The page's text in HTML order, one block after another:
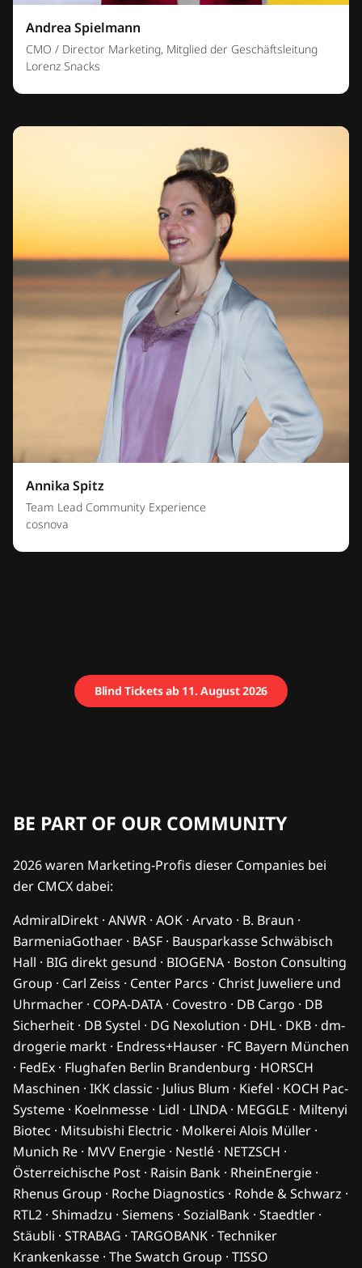
Andrea Spielmann
CMO / Director Marketing, Mitglied der Geschäftsleitung
Lorenz Snacks
Annika Spitz
Team Lead Community Experience
cosnova
Blind Tickets ab 11. August 2026
BE PART OF OUR COMMUNITY
2026 waren Marketing-Profis dieser Companies bei
der CMCX dabei:
AdmiralDirekt · ANWR · AOK · Arvato · B. Braun ·
BarmeniaGothaer · BASF · Bausparkasse Schwäbisch
Hall · BIG direkt gesund · BIOGENA · Boston Consulting
Group · Carl Zeiss · Center Parcs · Christ Juweliere und
Uhrmacher · COPA-DATA · Covestro · DB Cargo · DB
Sicherheit · DB Systel · DG Nexolution · DHL · DKB · dm-
drogerie markt · Endress+Hauser · FC Bayern München
· FedEx · Flughafen Berlin Brandenburg · HORSCH
Maschinen · IKK classic · Julius Blum · Kiefel · KOCH Pac-
Systeme · Koelnmesse · Lidl · LINDA · MEGGLE · Miltenyi
Biotec · Mitsubishi Electric · Molkerei Alois Müller ·
Munich Re · MVV Energie · Nestlé · NETZSCH ·
Österreichische Post · Raisin Bank · RheinEnergie ·
Rhenus Group · Roche Diagnostics · Rohde & Schwarz ·
RTL2 · Shimadzu · Siemens · SozialBank · Staedtler ·
Stäubli · STRABAG · TARGOBANK · Techniker
Krankenkasse · The Swatch Group · TISSO